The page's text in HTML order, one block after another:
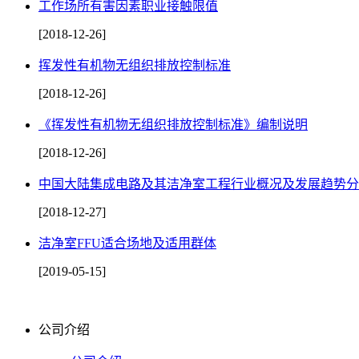
工作场所有害因素职业接触限值
[2018-12-26]
挥发性有机物无组织排放控制标准
[2018-12-26]
《挥发性有机物无组织排放控制标准》编制说明
[2018-12-26]
中国大陆集成电路及其洁净室工程行业概况及发展趋势
[2018-12-27]
洁净室FFU适合场地及适用群体
[2019-05-15]
公司介绍